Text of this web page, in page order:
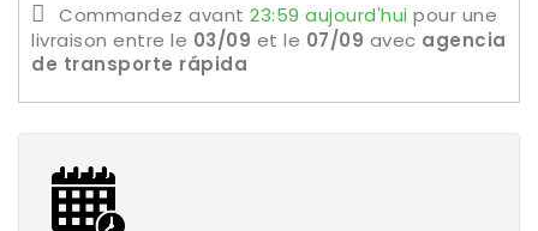
Commandez avant 23:59 aujourd'hui pour une
livraison entre le 03/09 et le 07/09 avec agencia
de transporte rápida